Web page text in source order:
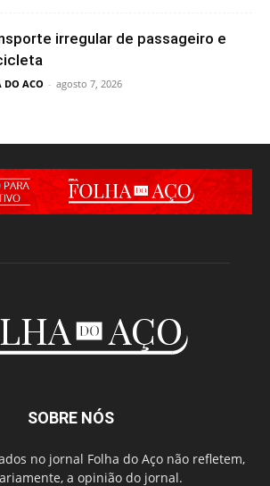
irregular de passageiro e
DO ACO - agosto 7, 2026
SOBRE NÓS
no jornal Folha do Aço não refletem,
a opinião do jornal.